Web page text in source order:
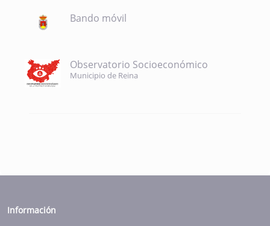
Bando móvil
Observatorio Socioeconómico
Municipio de Reina
Información